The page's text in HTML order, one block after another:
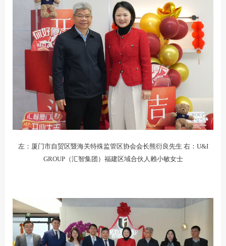
左：厦门市自贸区暨海关特殊监管区协会会长熊衍良先生 右：U&I
GROUP（汇智集团）福建区域合伙人赖小敏女士